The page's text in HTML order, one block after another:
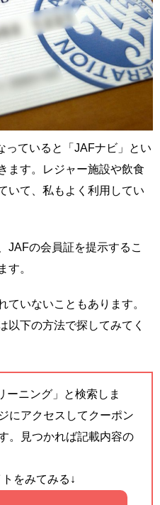
っていると「JAFナビ」とい
ます。レジャー施設や飲食
いて、私もよく利用してい
JAFの会員証を提示するこ
す。
ていないこともあります。
以下の方法で探してみてく
ーニング」と検索しま
にアクセスしてクーポン
。見つかれば記載内容の
をみてみる↓